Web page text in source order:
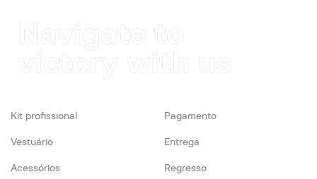
Kit profissional
Vestuário
Acessórios
Pagamento
Entrega
Regresso